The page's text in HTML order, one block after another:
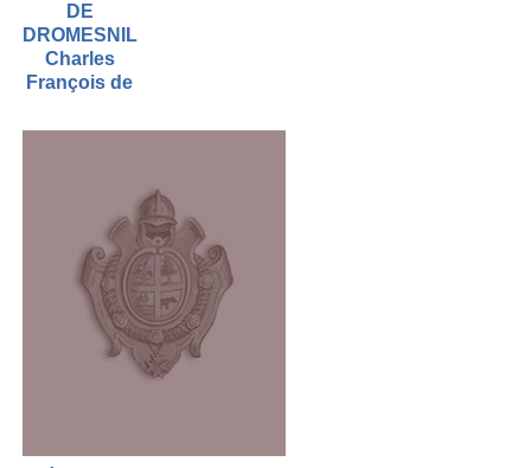
DE
DROMESNIL
Charles
François de